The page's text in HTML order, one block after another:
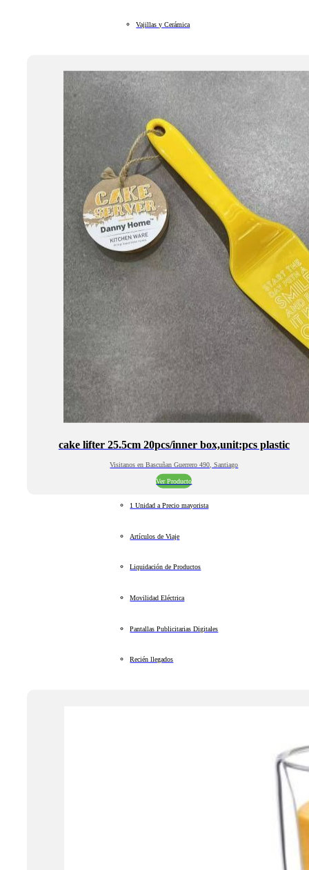
Vajillas y Cerámica
cake lifter 25.5cm 20pcs/inner box,unit:pcs plastic
Visitanos en Bascuñan Guerrero 490, Santiago
Ver Producto
1 Unidad a Precio mayorista
Artículos de Viaje
Liquidación de Productos
Movilidad Eléctrica
Pantallas Publicitarias Digitales
Recién llegados